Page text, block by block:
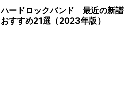
ハードロックバンド 最近の新譜
おすすめ21選（2023年版）